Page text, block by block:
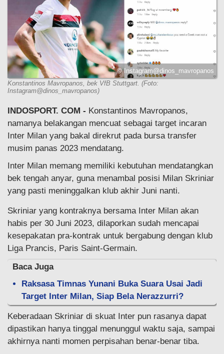
© Instagram@dinos_mavropanos
Konstantinos Mavropanos, bek VfB Stuttgart. (Foto:
Instagram@dinos_mavropanos)
INDOSPORT. COM - Konstantinos Mavropanos,
namanya belakangan mencuat sebagai target incaran
Inter Milan yang bakal direkrut pada bursa transfer
musim panas 2023 mendatang.
Inter Milan memang memiliki kebutuhan mendatangkan
bek tengah anyar, guna menambal posisi Milan Skriniar
yang pasti meninggalkan klub akhir Juni nanti.
Skriniar yang kontraknya bersama Inter Milan akan
habis per 30 Juni 2023, dilaporkan sudah mencapai
kesepakatan pra-kontrak untuk bergabung dengan klub
Liga Prancis, Paris Saint-Germain.
Baca Juga
Raksasa Timnas Yunani Buka Suara Usai Jadi
Target Inter Milan, Siap Bela Nerazzurri?
Keberadaan Skriniar di skuat Inter pun rasanya dapat
dipastikan hanya tinggal menunggul waktu saja, sampai
akhirnya nanti momen perpisahan benar-benar tiba.